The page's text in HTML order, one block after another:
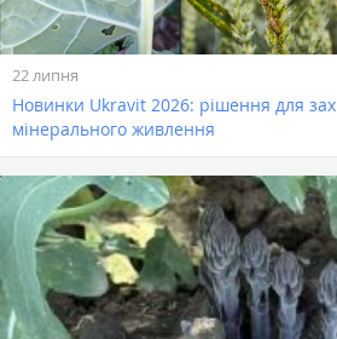
22 липня
Новинки Ukravit 2026: рішення для
мінерального живлення